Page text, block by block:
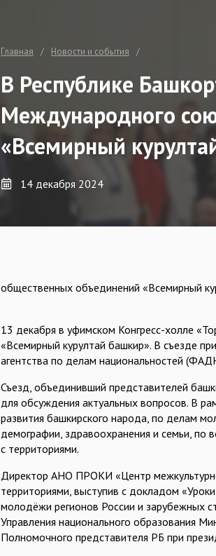
Главная Новости и события
В Республике
Международного
«Всемирный
14 декабря 2024
общественных объединений «Всемирный
13 декабря в уфимском Конгресс-холле
«Всемирный курултай башкир». В съезде
агентства по делам национальностей
Съезд, объединивший представителей
для обсуждения актуальных вопросов. В
развития башкирского народа, по делам
демографии, здравоохранения и семьи, по
с территориями.
Директор АНО ПРОКИ «Центр
территориями, выступив с докладом
молодёжи регионов России и зарубежных
Управления национального образования
Полномочного представителя РБ при